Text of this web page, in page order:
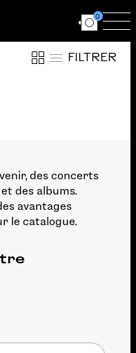
Ouvrir le
0
la lettre
sur une lettre de
FILTRER
des concerts
des albums.
avantages
le catalogue.